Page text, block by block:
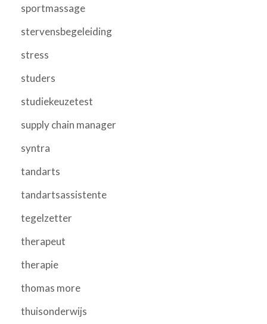
sportmassage
stervensbegeleiding
stress
studers
studiekeuzetest
supply chain manager
syntra
tandarts
tandartsassistente
tegelzetter
therapeut
therapie
thomas more
thuisonderwijs